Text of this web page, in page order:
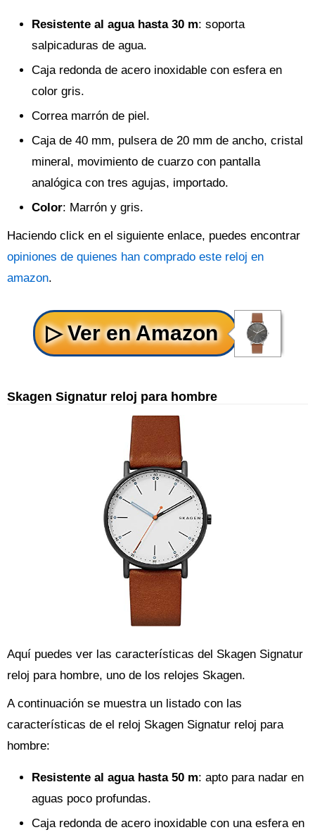
Resistente al agua hasta 30 m: soporta
salpicaduras de agua.
Caja redonda de acero inoxidable con esfera en
color gris.
Correa marrón de piel.
Caja de 40 mm, pulsera de 20 mm de ancho, cristal
mineral, movimiento de cuarzo con pantalla
analógica con tres agujas, importado.
Color: Marrón y gris.
Haciendo click en el siguiente enlace, puedes encontrar
opiniones de quienes han comprado este reloj en
amazon.
Skagen Signatur reloj para hombre
Aquí puedes ver las características del Skagen Signatur
reloj para hombre, uno de los relojes Skagen.
A continuación se muestra un listado con las
características de el reloj Skagen Signatur reloj para
hombre:
Resistente al agua hasta 50 m: apto para nadar en
aguas poco profundas.
Caja redonda de acero inoxidable con una esfera en